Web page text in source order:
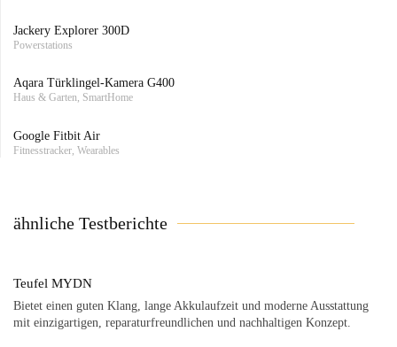
Jackery Explorer 300D
Powerstations
Aqara Türklingel-Kamera G400
Haus & Garten, SmartHome
Google Fitbit Air
Fitnesstracker, Wearables
ähnliche Testberichte
Teufel MYDN
Bietet einen guten Klang, lange Akkulaufzeit und moderne Ausstattung
mit einzigartigen, reparaturfreundlichen und nachhaltigen Konzept.